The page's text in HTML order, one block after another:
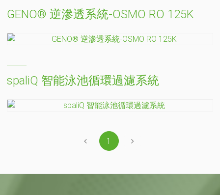
GENO® 逆滲透系統-OSMO RO 125K
spaliQ 智能泳池循環過濾系統
1